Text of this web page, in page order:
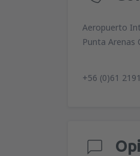
Aeropuerto
Punta Arenas
+56 (0)61